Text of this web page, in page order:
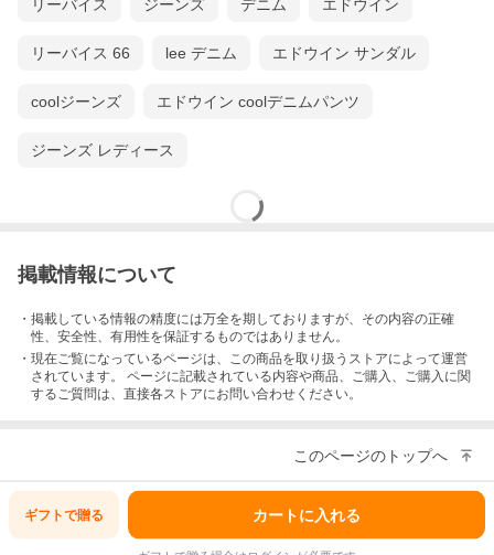
リーバイス ジーンズ デニム エドウイン
リーバイス 66 lee デニム エドウイン サンダル
coolジーンズ エドウイン coolデニムパンツ
ジーンズ レディース
掲載情報について
・掲載している情報の精度には万全を期しておりますが、その内容の正確
性、安全性、有用性を保証するものではありません。
・現在ご覧になっているページは、この商品を取り扱うストアによって運営
されています。 ページに記載されている内容や商品、ご購入 、ご購入に関
するご質問は、直接各ストアにお問い合わせください。
このページのトップへ
ギフトで贈る カートに入れる